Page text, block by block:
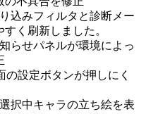
込みフィルタと診断メー
く刷新しました。
らせパネルが環境によっ
の設定ボタンが押しにく
択中キャラの立ち絵を表